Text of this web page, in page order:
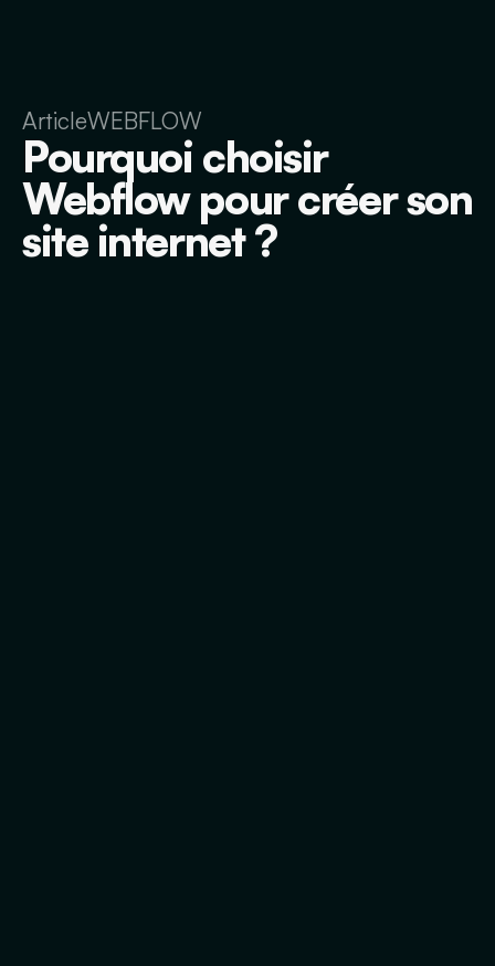
ArticleWEBFLOW
Pourquoi choisir
Webflow pour créer son
site internet ?